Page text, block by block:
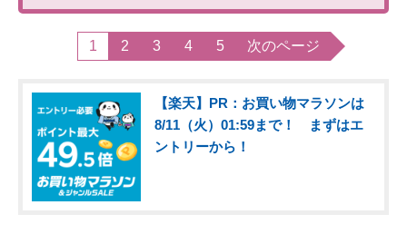
1 2 3 4 5 次のページ
【楽天】PR：お買い物マラソンは
8/11（火）01:59まで！ まずはエ
ントリーから！